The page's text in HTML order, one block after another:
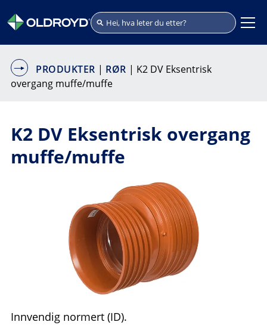
PRODUKTER | RØR | K2 DV Eksentrisk
overgang muffe/muffe
K2 DV Eksentrisk overgang
muffe/muffe
Innvendig normert (ID).